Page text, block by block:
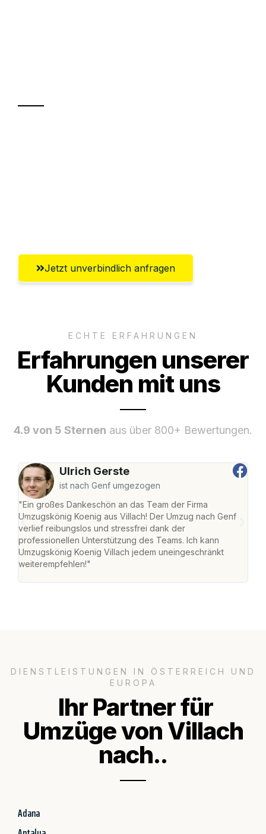
Jetzt unverbindlich anfragen
ECHTE ERFAHRUNGEN
Erfahrungen unserer
Kunden mit uns
4.9 von 5 Sternen aus über 800+ Bewertungen.
Ulrich Gerste
ist nach Genf umgezogen
"Ein großes Dankeschön an das Team der Firma
Umzugskönig Koenig aus Villach! Der Umzug nach Genf
verlief reibungslos und stressfrei dank der
professionellen Unterstützung des Teams. Ich kann
Umzugskönig Koenig Villach jedem uneingeschränkt
weiterempfehlen!"
DIENSTLEISTUNGEN IN ÖSTERREICH UND
EUROPA
Ihr Partner für
Umzüge von Villach
nach..
Adana